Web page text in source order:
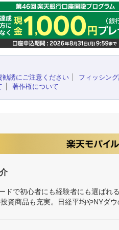
勧誘にご注意ください
フィッシン
著作権について
ドで初心者にも経験者にも選ば
資商品も充実。日経平均やNYダウ